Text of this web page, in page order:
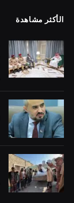
الأكثر مشاهدة